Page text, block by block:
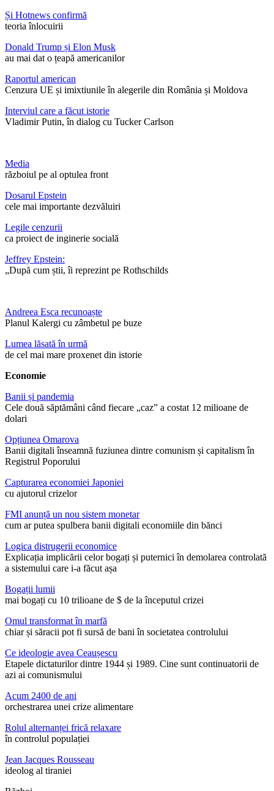
Și Hotnews confirmă
teoria înlocuirii
Donald Trump și Elon Musk
au mai dat o țeapă americanilor
Raportul american
Cenzura UE și imixtiunile în alegerile din România și Moldova
Interviul care a făcut istorie
Vladimir Putin, în dialog cu Tucker Carlson
Media
războiul pe al optulea front
Dosarul Epstein
cele mai importante dezvăluiri
Legile cenzurii
ca proiect de inginerie socială
Jeffrey Epstein:
„După cum știi, îi reprezint pe Rothschilds
Andreea Esca recunoaște
Planul Kalergi cu zâmbetul pe buze
Lumea lăsată în urmă
de cel mai mare proxenet din istorie
Economie
Banii și pandemia
Cele două săptămâni când fiecare „caz” a costat 12 milioane de
dolari
Opțiunea Omarova
Banii digitali înseamnă fuziunea dintre comunism și capitalism în
Registrul Poporului
Capturarea economiei Japoniei
cu ajutorul crizelor
FMI anunță un nou sistem monetar
cum ar putea spulbera banii digitali economiile din bănci
Logica distrugerii economice
Explicația implicării celor bogați și puternici în demolarea controlată
a sistemului care i-a făcut așa
Bogații lumii
mai bogați cu 10 trilioane de $ de la începutul crizei
Omul transformat în marfă
chiar și săracii pot fi sursă de bani în societatea controlului
Ce ideologie avea Ceaușescu
Etapele dictaturilor dintre 1944 și 1989. Cine sunt continuatorii de
azi ai comunismului
Acum 2400 de ani
orchestrarea unei crize alimentare
Rolul alternanței frică relaxare
în controlul populației
Jean Jacques Rousseau
ideolog al tiraniei